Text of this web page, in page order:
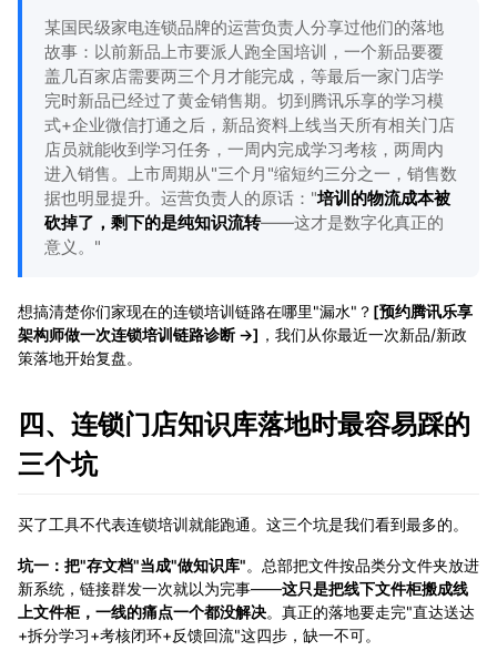
某国民级家电连锁品牌的运营负责人分享过他们的落地
故事：以前新品上市要派人跑全国培训，一个新品要覆
盖几百家店需要两三个月才能完成，等最后一家门店学
完时新品已经过了黄金销售期。切到腾讯乐享的学习模
式+企业微信打通之后，新品资料上线当天所有相关门店
店员就能收到学习任务，一周内完成学习考核，两周内
进入销售。上市周期从"三个月"缩短约三分之一，销售数
据也明显提升。运营负责人的原话："培训的物流成本被
砍掉了，剩下的是纯知识流转——这才是数字化真正的
意义。"
想搞清楚你们家现在的连锁培训链路在哪里"漏水"？ [预约腾讯乐享
架构师做一次连锁培训链路诊断 →] ，我们从你最近一次新品/新政
策落地开始复盘。
四、连锁门店知识库落地时最容易踩的
三个坑
买了工具不代表连锁培训就能跑通。这三个坑是我们看到最多的。
坑一：把"存文档"当成"做知识库"。总部把文件按品类分文件夹放进
新系统，链接群发一次就以为完事——这只是把线下文件柜搬成线
上文件柜，一线的痛点一个都没解决。真正的落地要走完"直达送达
+拆分学习+考核闭环+反馈回流"这四步，缺一不可。